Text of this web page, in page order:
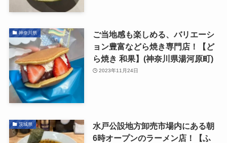
神奈川県
ご当地感も楽しめる、バリエーシ
ョン豊富などら焼き専門店！【ど
ら焼き 和果】(神奈川県湯河原町)
2023年11月24日
茨城県
水戸公設地方卸売市場内にある朝
6時オープンのラーメン店！【ふ